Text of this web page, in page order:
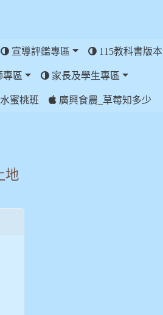
宣導評鑑專區 115教科書版本
專區 家長及學生專區
蜜桃班 廣興食農_草莓知多少
地